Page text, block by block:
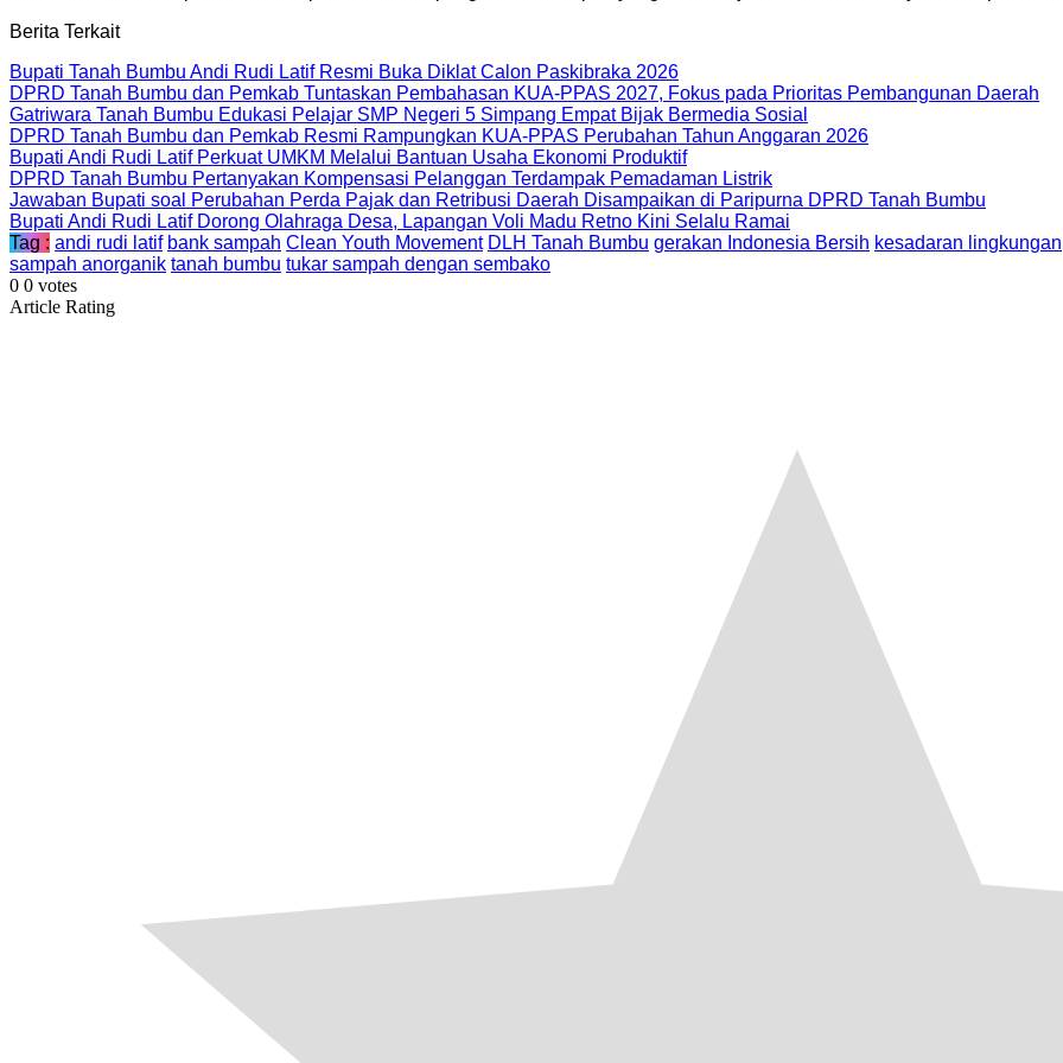
Berita Terkait
Bupati Tanah Bumbu Andi Rudi Latif Resmi Buka Diklat Calon Paskibraka 2026
DPRD Tanah Bumbu dan Pemkab Tuntaskan Pembahasan KUA-PPAS 2027, Fokus pada Prioritas Pembangunan Daerah
Gatriwara Tanah Bumbu Edukasi Pelajar SMP Negeri 5 Simpang Empat Bijak Bermedia Sosial
DPRD Tanah Bumbu dan Pemkab Resmi Rampungkan KUA-PPAS Perubahan Tahun Anggaran 2026
Bupati Andi Rudi Latif Perkuat UMKM Melalui Bantuan Usaha Ekonomi Produktif
DPRD Tanah Bumbu Pertanyakan Kompensasi Pelanggan Terdampak Pemadaman Listrik
Jawaban Bupati soal Perubahan Perda Pajak dan Retribusi Daerah Disampaikan di Paripurna DPRD Tanah Bumbu
Bupati Andi Rudi Latif Dorong Olahraga Desa, Lapangan Voli Madu Retno Kini Selalu Ramai
Tag : andi rudi latif bank sampah Clean Youth Movement DLH Tanah Bumbu gerakan Indonesia Bersih kesadaran lingkungan
sampah anorganik tanah bumbu tukar sampah dengan sembako
0 0 votes
Article Rating